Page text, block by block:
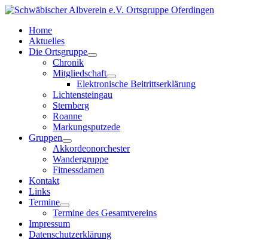
Home
Aktuelles
Die Ortsgruppe
Chronik
Mitgliedschaft
Elektronische Beitrittserklärung
Lichtensteingau
Sternberg
Roanne
Markungsputzede
Gruppen
Akkordeonorchester
Wandergruppe
Fitnessdamen
Kontakt
Links
Termine
Termine des Gesamtvereins
Impressum
Datenschutzerklärung